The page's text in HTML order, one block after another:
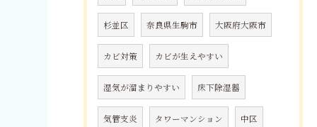
杉並区 奈良県生駒市 大阪府大阪市
カビ対策 カビが生えやすい
湿気が溜まりやすい 床下除湿器
気管支炎 タワーマンション 中区